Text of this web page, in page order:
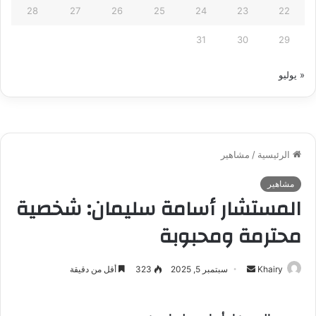
22
23
24
25
26
27
28
29
30
31
« يوليو